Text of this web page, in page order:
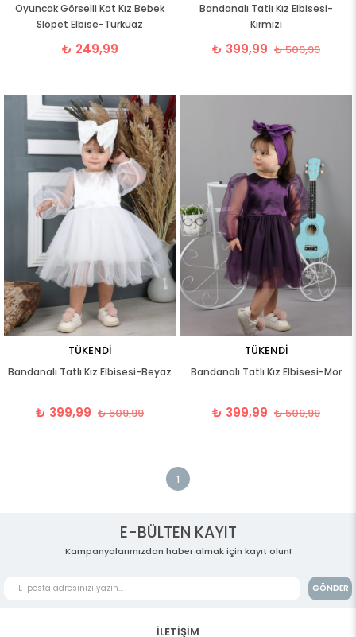
Oyuncak Görselli Kot Kız Bebek
Slopet Elbise-Turkuaz
₺ 249,99
Bandanalı Tatlı Kız Elbisesi-
Kırmızı
₺ 399,99 ₺ 509,99
TÜKENDI
Bandanalı Tatlı Kız Elbisesi-Beyaz
₺ 399,99 ₺ 509,99
TÜKENDI
Bandanalı Tatlı Kız Elbisesi-Mor
₺ 399,99 ₺ 509,99
1
E-BÜLTEN KAYIT
Kampanyalarımızdan haber almak için kayıt olun!
GÖNDER
İLETİŞİM